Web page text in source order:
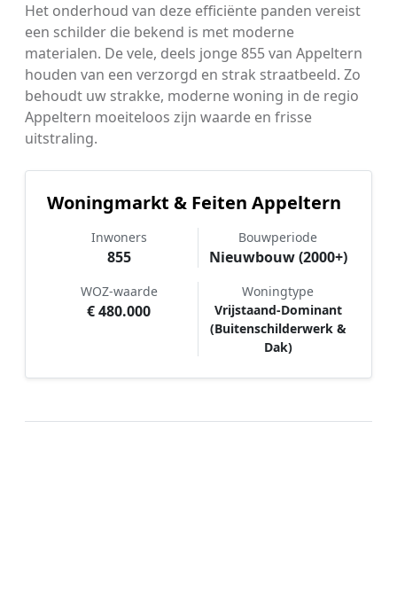
Het onderhoud van deze efficiënte panden vereist
een schilder die bekend is met moderne
materialen. De vele, deels jonge 855 van Appeltern
houden van een verzorgd en strak straatbeeld. Zo
behoudt uw strakke, moderne woning in de regio
Appeltern moeiteloos zijn waarde en frisse
uitstraling.
Woningmarkt & Feiten Appeltern
Inwoners
855
Bouwperiode
Nieuwbouw (2000+)
WOZ-waarde
€ 480.000
Woningtype
Vrijstaand-Dominant
(Buitenschilderwerk &
Dak)